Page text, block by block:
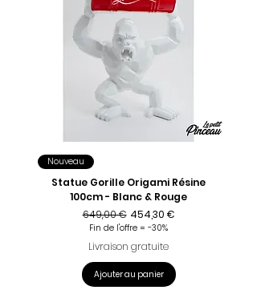
Nouveau
Statue Gorille Origami Résine
100cm - Blanc & Rouge
Prix original
649,00 € Prix promotionnel
454,30 €
Fin de l'offre = -30%
Livraison gratuite
Ajouter au panier